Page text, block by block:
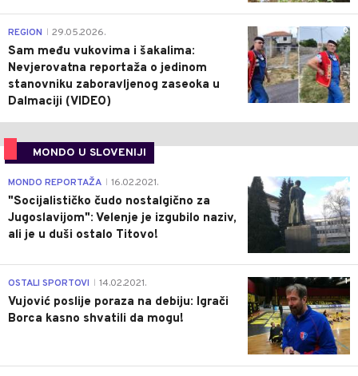
0
REGION 29.05.2026.
Sam među vukovima i šakalima:
Nevjerovatna reportaža o jedinom
stanovniku zaboravljenog zaseoka u
Dalmaciji (VIDEO)
MONDO U SLOVENIJI
4
MONDO REPORTAŽA 16.02.2021.
"Socijalističko čudo nostalgično za
Jugoslavijom": Velenje je izgubilo naziv,
ali je u duši ostalo Titovo!
1
OSTALI SPORTOVI 14.02.2021.
Vujović poslije poraza na debiju: Igrači
Borca kasno shvatili da mogu!